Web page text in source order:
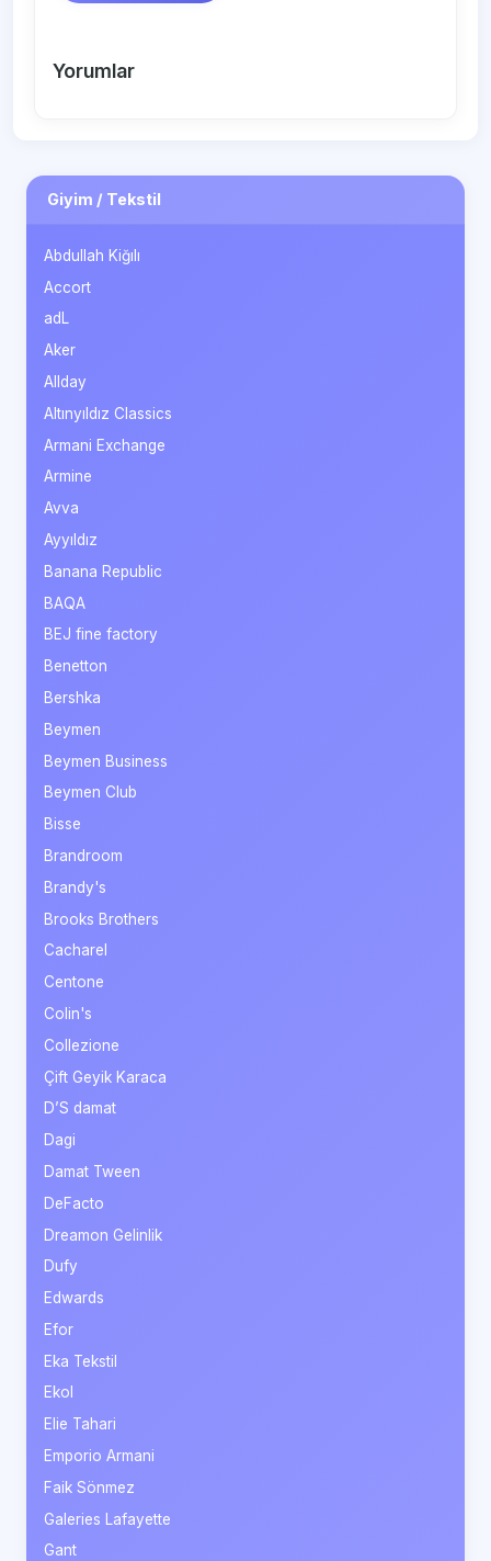
Yorumlar
Giyim / Tekstil
Abdullah Kiğılı
Accort
adL
Aker
Allday
Altınyıldız Classics
Armani Exchange
Armine
Avva
Ayyıldız
Banana Republic
BAQA
BEJ fine factory
Benetton
Bershka
Beymen
Beymen Business
Beymen Club
Bisse
Brandroom
Brandy's
Brooks Brothers
Cacharel
Centone
Colin's
Collezione
Çift Geyik Karaca
D’S damat
Dagi
Damat Tween
DeFacto
Dreamon Gelinlik
Dufy
Edwards
Efor
Eka Tekstil
Ekol
Elie Tahari
Emporio Armani
Faik Sönmez
Galeries Lafayette
Gant